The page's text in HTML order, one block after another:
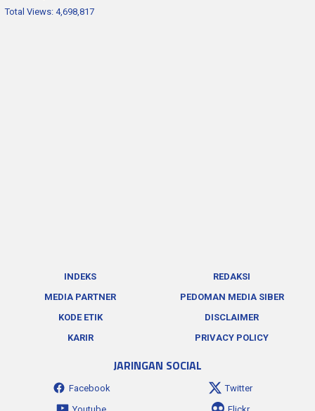
Total Views: 4,698,817
INDEKS
REDAKSI
MEDIA PARTNER
PEDOMAN MEDIA SIBER
KODE ETIK
DISCLAIMER
KARIR
PRIVACY POLICY
JARINGAN SOCIAL
Facebook
Twitter